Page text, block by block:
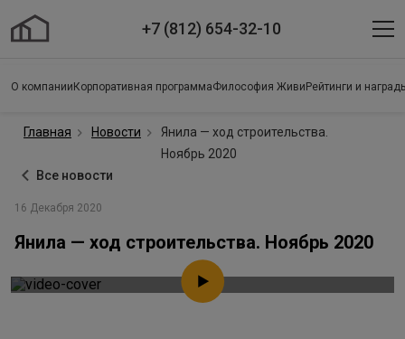
+7 (812) 654-32-10
О компании Корпоративная программаФилософия Живи Рейтинги и
Главная Новости
Янила — ход строительства.
Ноябрь 2020
Все новости
16 Декабря 2020
Янила — ход строительства. Ноябрь 2020